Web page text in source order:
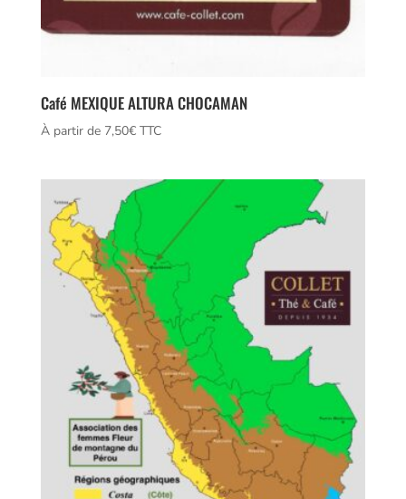
Café MEXIQUE ALTURA CHOCAMAN
À partir de 7,50€ TTC